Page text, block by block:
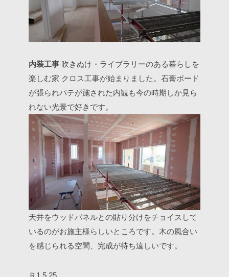
内装工事 吹きぬけ・ライブラリーのある暮らしを
楽しむ家 クロス工事が始まりました。石膏ボード
が張られパテが施された内観も今の時期しか見ら
れない光景で好きです。
天井をウッドパネルとの貼り分けをチョイスして
いるのがお施主様らしいところです。木の風合い
を感じられる空間、完成が待ち遠しいです。